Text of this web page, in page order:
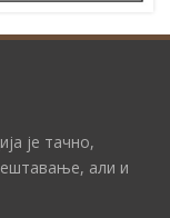
је тачно,
али и